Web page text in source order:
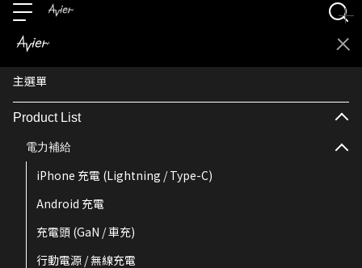
主選單
Product List
電力補給
iPhone 充電 (Lightning / Type-C)
Android 充電
充電頭 (GaN / 車充)
行動電源 / 無線充電